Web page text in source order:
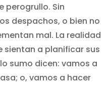
perogrullo. Sin
despachos, o bien no
mal. La realidad
sientan a planificar sus
sumo dicen: vamos a
o, vamos a hacer